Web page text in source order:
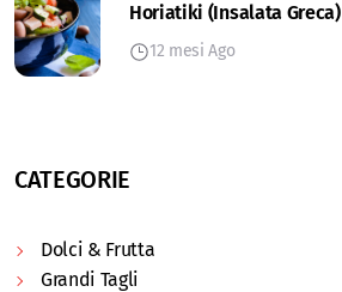
Horiatiki (Insalata Greca)
12 mesi Ago
CATEGORIE
Dolci & Frutta
Grandi Tagli